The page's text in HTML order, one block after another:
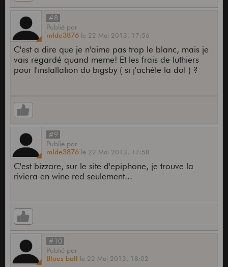
#8
Publié par
mlde3876 le 22 Mai 2013, 17:56
C'est a dire que je n'aime pas trop le blanc, mais je
vais regardé quand meme! Et les frais de luthiers
pour l'installation du bigsby ( si j'achète la dot ) ?
#9
Publié par
mlde3876 le 22 Mai 2013, 17:58
C'est bizzare, sur le site d'epiphone, je trouve la
riviera en wine red seulement...
#10
Publié par
Blues ball le 22 Mai 2013, 18:02